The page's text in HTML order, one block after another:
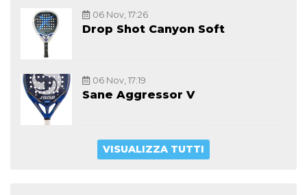
06 Nov, 17:26
Drop Shot Canyon Soft
06 Nov, 17:19
Sane Aggressor V
VISUALIZZA TUTTI